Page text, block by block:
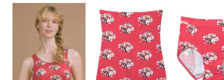
やさしい肌ざわり。
※TENCEL™及びテンセル™は、Lenzing AGの商標です。